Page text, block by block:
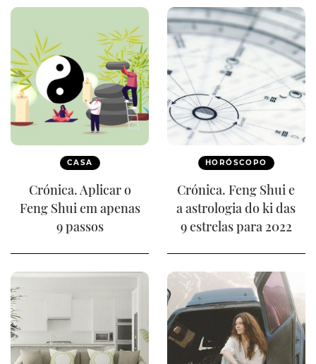
CASA
Crónica. Aplicar o
Feng Shui em apenas
9 passos
HORÓSCOPO
Crónica. Feng Shui e
a astrologia do ki das
9 estrelas para 2022